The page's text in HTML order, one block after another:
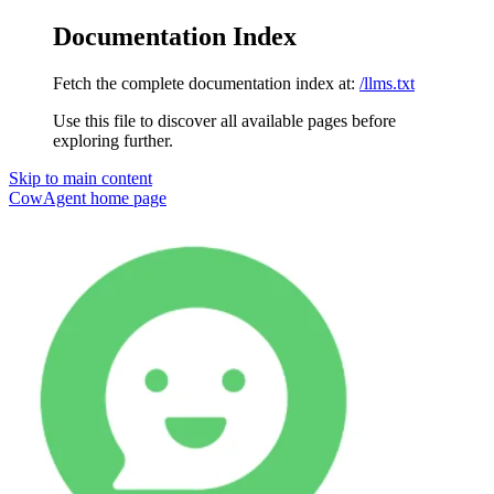
Documentation Index
Fetch the complete documentation index at: /llms.txt
Use this file to discover all available pages before
exploring further.
Skip to main content
CowAgent home page